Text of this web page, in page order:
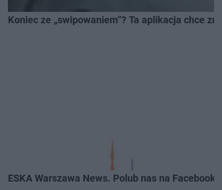
Koniec ze „swipowaniem”? Ta aplikacja chce
ESKA Warszawa News. Polub nas na